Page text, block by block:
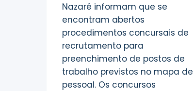
Nazaré informam que se
encontram abertos
procedimentos concursais de
recrutamento para
preenchimento de postos de
trabalho previstos no mapa de
pessoal. Os concursos